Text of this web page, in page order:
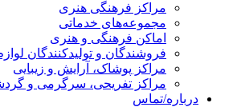
مراکز فرهنگی هنری
مجموعه‌های خدماتی
اماکن فرهنگی و هنری
فروشندگان و تولیدکنندگان
مراکز پوشاک، آرایش و زیبایی
مراکز تفریحی، سرگرمی و
درباره/تماس